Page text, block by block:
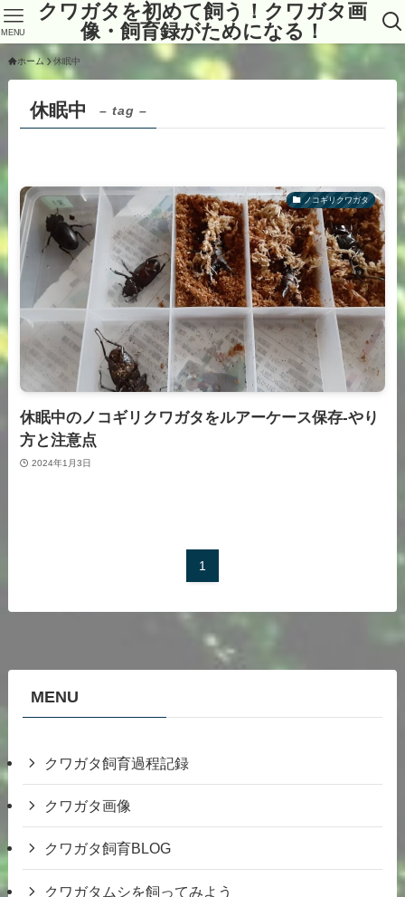
クワガタを初めて飼う！クワガタ画
像・飼育録がためになる！
MENU
ホーム 休眠中
休眠中 – tag –
ノコギリクワガタ
休眠中のノコギリクワガタをルアーケース保存-やり
方と注意点
2024年1月3日
1
MENU
クワガタ飼育過程記録
クワガタ画像
クワガタ飼育BLOG
クワガタムシを飼ってみよう